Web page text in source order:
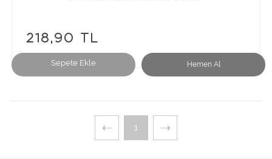
Sepete Ekle Hemen Al
218,90 TL
1